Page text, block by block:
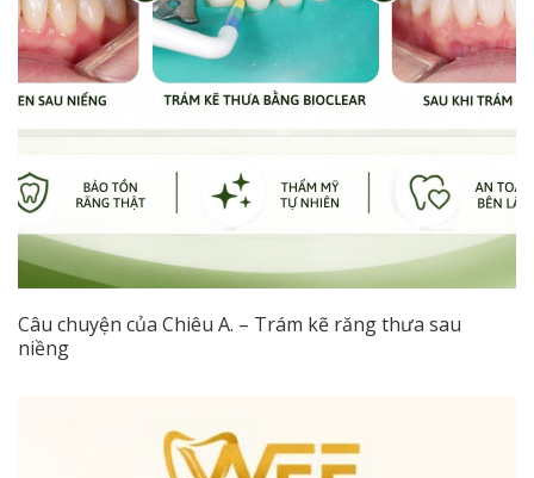
Câu chuyện của Chiêu A. – Trám kẽ răng thưa sau
niềng